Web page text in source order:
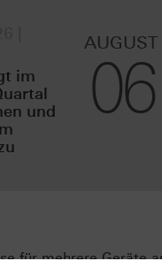
im
und
AUGUST
06
für mehrere Geräte